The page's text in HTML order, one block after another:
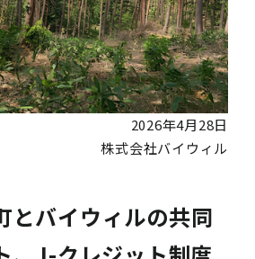
2026年4月28日
株式会社バイウィル
とバイウィルの共同